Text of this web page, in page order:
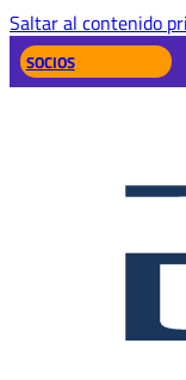
Saltar al contenido
SOCIOS